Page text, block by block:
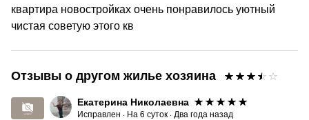
квартира новостройках очень понравилось уютный
чистая советую этого кв
Отзывы о другом жилье хозяина
Екатерина Николаевна
Исправлен · На 6 суток · Два года назад